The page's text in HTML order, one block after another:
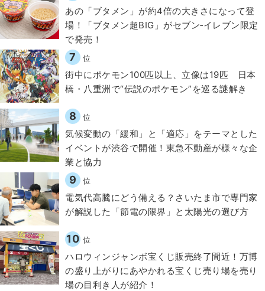
あの「ブタメン」が約4倍の大きさになって登
場！「ブタメン超BIG」がセブン‐イレブン限定
で発売！
7 位
街中にポケモン100匹以上、立像は19匹 日本
橋・八重洲で“伝説のポケモン”を巡る謎解き
8 位
気候変動の「緩和」と「適応」をテーマとした
イベントが渋谷で開催！東急不動産が様々な企
業と協力
9 位
電気代高騰にどう備える？さいたま市で専門家
が解説した「節電の限界」と太陽光の選び方
10 位
ハロウィンジャンボ宝くじ販売終了間近！万博
の盛り上がりにあやかれる宝くじ売り場を売り
場の目利き人が紹介！